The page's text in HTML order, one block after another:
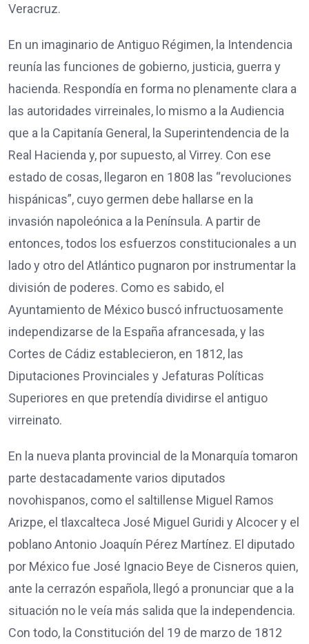
Veracruz.
En un imaginario de Antiguo Régimen, la Intendencia
reunía las funciones de gobierno, justicia, guerra y
hacienda. Respondía en forma no plenamente clara a
las autoridades virreinales, lo mismo a la Audiencia
que a la Capitanía General, la Superintendencia de la
Real Hacienda y, por supuesto, al Virrey. Con ese
estado de cosas, llegaron en 1808 las “revoluciones
hispánicas”, cuyo germen debe hallarse en la
invasión napoleónica a la Península. A partir de
entonces, todos los esfuerzos constitucionales a un
lado y otro del Atlántico pugnaron por instrumentar la
división de poderes. Como es sabido, el
Ayuntamiento de México buscó infructuosamente
independizarse de la España afrancesada, y las
Cortes de Cádiz establecieron, en 1812, las
Diputaciones Provinciales y Jefaturas Políticas
Superiores en que pretendía dividirse el antiguo
virreinato.
En la nueva planta provincial de la Monarquía tomaron
parte destacadamente varios diputados
novohispanos, como el saltillense Miguel Ramos
Arizpe, el tlaxcalteca José Miguel Guridi y Alcocer y el
poblano Antonio Joaquín Pérez Martínez. El diputado
por México fue José Ignacio Beye de Cisneros quien,
ante la cerrazón española, llegó a pronunciar que a la
situación no le veía más salida que la independencia.
Con todo, la Constitución del 19 de marzo de 1812